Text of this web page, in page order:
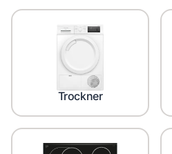
Trockner